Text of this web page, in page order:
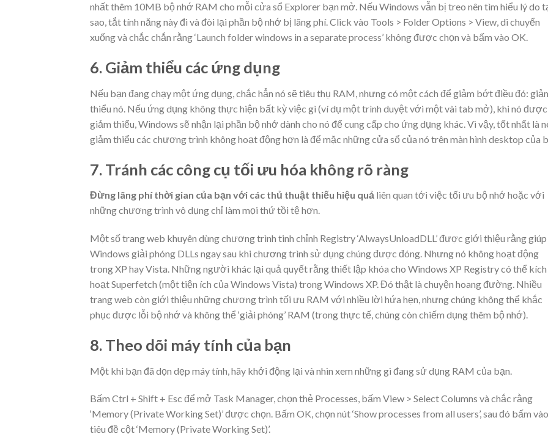
nhất thêm 10MB bộ nhớ RAM cho mỗi cửa sổ Explorer bạn mở. Nếu Windows vẫn bị treo nên tìm hiểu lý do
sao, tắt tính năng này đi và đòi lại phần bộ nhớ bị lãng phí. Click vào Tools > Folder Options > View, di chuyển
xuống và chắc chắn rằng ‘Launch folder windows in a separate process’ không được chọn và bấm vào OK.
6. Giảm thiểu các ứng dụng
Nếu bạn đang chạy một ứng dụng, chắc hẳn nó sẽ tiêu thụ RAM, nhưng có một cách để giảm bớt điều đó:
thiểu nó. Nếu ứng dụng không thực hiện bất kỳ việc gì (ví dụ một trình duyệt với một vài tab mở), khi nó được
giảm thiểu, Windows sẽ nhận lại phần bộ nhớ dành cho nó để cung cấp cho ứng dụng khác. Vì vậy, tốt nhất là
giảm thiểu các chương trình không hoạt động hơn là để mặc những cửa sổ của nó trên màn hình desktop của
7. Tránh các công cụ tối ưu hóa không rõ ràng
Đừng lãng phí thời gian của bạn với các thủ thuật thiếu hiệu quả liên quan tới việc tối ưu bộ nhớ hoặc với
những chương trình vô dụng chỉ làm mọi thứ tồi tệ hơn.
Một số trang web khuyên dùng chương trình tinh chỉnh Registry ‘AlwaysUnloadDLL’ được giới thiệu rằng giúp
Windows giải phóng DLLs ngay sau khi chương trình sử dụng chúng được đóng. Nhưng nó không hoạt động
trong XP hay Vista. Những người khác lại quả quyết rằng thiết lập khóa cho Windows XP Registry có thể kích
hoạt Superfetch (một tiện ích của Windows Vista) trong Windows XP. Đó thật là chuyện hoang đường. Nhiều
trang web còn giới thiệu những chương trình tối ưu RAM với nhiều lời hứa hẹn, nhưng chúng không thể khắc
phục được lỗi bộ nhớ và không thể ‘giải phóng’ RAM (trong thực tế, chúng còn chiếm dụng thêm bộ nhớ).
8. Theo dõi máy tính của bạn
Một khi bạn đã dọn dẹp máy tính, hãy khởi động lại và nhìn xem những gì đang sử dụng RAM của bạn.
Bấm Ctrl + Shift + Esc để mở Task Manager, chọn thẻ Processes, bấm View > Select Columns và chắc rằng
‘Memory (Private Working Set)’ được chọn. Bấm OK, chọn nút ‘Show processes from all users’, sau đó bấm vào
tiêu đề cột ‘Memory (Private Working Set)’.